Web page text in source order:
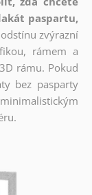
paspartu,
zvýrazní
rámem a
rámu. Pokud
bez pasparty